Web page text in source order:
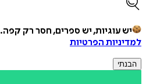
יש עוגיות, יש ספרים, חסר רק קפה.
למדיניות הפרטיות
הבנתי